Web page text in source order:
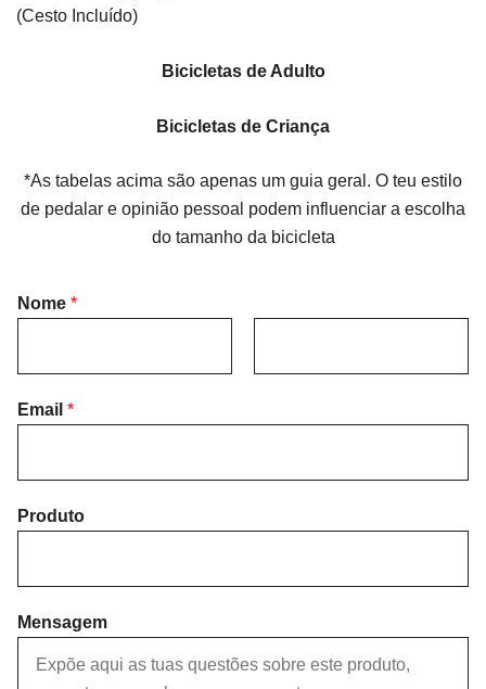
(Cesto Incluído)
Bicicletas de Adulto
Bicicletas de Criança
*As tabelas acima são apenas um guia geral. O teu estilo
de pedalar e opinião pessoal podem influenciar a escolha
do tamanho da bicicleta
Nome *
t
Email *
Produto
Mensagem